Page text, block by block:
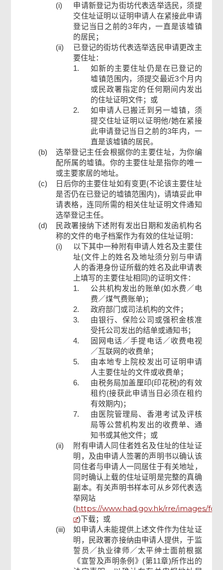
(i)
申请新登记为街坊代表选举选民，须提
交住址证明以证明申请人在紧接此申请
登记当日之前的3年内，一直是该墟镇
的居民；
(ii)
已登记的街坊代表选举选民申请更改主
要住址：
1.
如新的主要住址仍是在已登记的
墟镇范围内，须提交最近3个月内
或民政署指定的任何期间内发出
的住址证明文件；或
2.
如申请人已搬迁到另一墟镇，须
提交住址证明以证明他/她在紧接
此申请登记当日之前的3年内，一
直是该墟镇的居民。
(b)
选举登记主任会根据你的主要住址，为你编
配所属的墟镇。你的主要住址是指你的唯一
或主要家居的地址。
(c)
日后你的主要住址如有变更(不论该主要住址
是否仍在已登记的墟镇范围内)，请填妥此申
请表格，连同所需的相关住址证明文件通知
选举登记主任。
(d)
民政署接纳下述附有发出日期和发函机构名
称的文件的电子档案作为有效的住址证明：
(i)
以下其中一种附有申请人姓名及主要住
址(文件上的姓名及地址须分别与申请
人的香港身份证所载的姓名及此申请表
上填写的主要住址相同)的证明文件：
1.
公共机构发出的账单(如水费／电
费／煤气费账单)；
2.
政府部门或司法机构的文件；
3.
由银行、保险公司或强积金核准
受托公司发出的结单或通知书；
4.
固网电话／手提电话／收费电视
／互联网的收费单；
5.
由本地专上院校发出可证明申请
人主要住址的文件或收费单；
6.
由税务局加盖厘印(印花税)的有效
租约(接获此申请当日必须在租约
有效期内)；
7.
由医院管理局、香港考试及评核
局等公营机构发出的收费单、通
知书或其他文件；或
(ii)
附有申请人同住者姓名及住址的住址证
明，及由申请人签署的声明书以确认该
同住者与申请人一同居住于有关地址，
同时确认上载的住址证明是完整的真确
副本。有关声明书样本可从乡郊代表选
举网站
(https://www.had.gov.hk/rre/images/
)下载；或
(iii)
如申请人未能提供上述文件作为住址证
明，民政署亦接纳由申请人提供，于监
誓员／执业律师／太平绅士面前根据
《宣誓及声明条例》(第11章)所作出的